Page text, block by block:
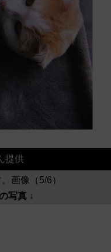
提供
画像（5/6）
写真 ↓